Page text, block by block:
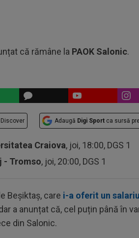
că rămâne la PAOK Salonic.
Adaugă Digi Sport ca sursă
Craiova, joi, 18:00, DGS 1
- Tromso, joi, 20:00, DGS 1
Beșiktaș, care i-a oferit un
a anunțat că, cel puțin până în
din Salonic.